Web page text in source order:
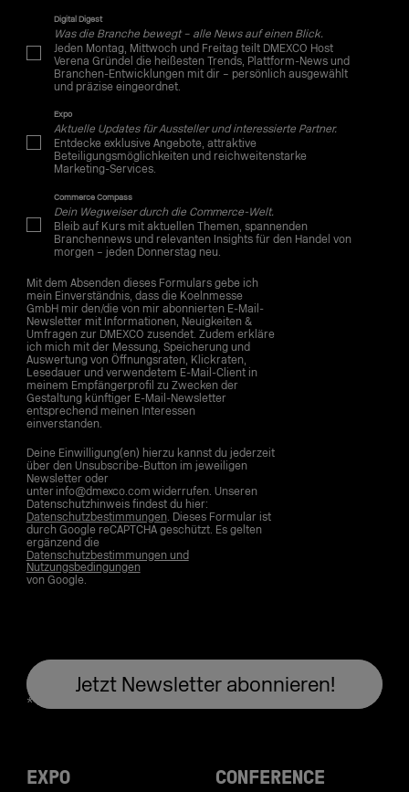
Digital Digest
Was die Branche bewegt – alle News auf einen Blick.
Jeden Montag, Mittwoch und Freitag teilt DMEXCO Host
Verena Gründel die heißesten Trends, Plattform-News und
Branchen-Entwicklungen mit dir – persönlich ausgewählt
und präzise eingeordnet.
Expo
Aktuelle Updates für Aussteller und interessierte Partner.
Entdecke exklusive Angebote, attraktive
Beteiligungsmöglichkeiten und reichweitenstarke
Marketing-Services.
Commerce Compass
Dein Wegweiser durch die Commerce-Welt.
Bleib auf Kurs mit aktuellen Themen, spannenden
Branchennews und relevanten Insights für den Handel von
morgen – jeden Donnerstag neu.
Mit dem Absenden dieses Formulars gebe ich
mein Einverständnis, dass die Koelnmesse
GmbH mir den/die von mir abonnierten E-Mail-
Newsletter mit Informationen, Neuigkeiten &
Umfragen zur DMEXCO zusendet. Zudem erkläre
ich mich mit der Messung, Speicherung und
Auswertung von Öffnungsraten, Klickraten,
Lesedauer und verwendetem E-Mail-Client in
meinem Empfängerprofil zu Zwecken der
Gestaltung künftiger E-Mail-Newsletter
entsprechend meinen Interessen
einverstanden.
Deine Einwilligung(en) hierzu kannst du jederzeit
über den Unsubscribe-Button im jeweiligen
Newsletter oder
unter info@dmexco.com widerrufen. Unseren
Datenschutzhinweis findest du hier:
Datenschutzbestimmungen. Dieses Formular ist
durch Google reCAPTCHA geschützt. Es gelten
ergänzend die
Datenschutzbestimmungen und
Nutzungsbedingungen
von Google.
EXPO CONFERENCE